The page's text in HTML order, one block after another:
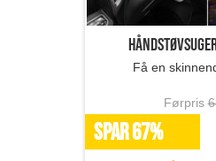
Få en
Førpris
SPAR 67%